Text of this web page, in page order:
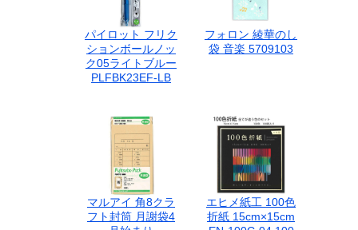
パイロット フリク
ションボールノッ
ク05ライトブルー
PLFBK23EF-LB
フォロン 綾華のし
袋 音楽 5709103
マルアイ 角8クラ
フト封筒 月謝袋4
エヒメ紙工 100色
折紙 15cm×15cm